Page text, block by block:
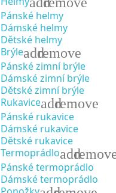
Pánské helmy
Dámské helmy
Dětské helmy
Brýleaddremove
Pánské zimní brýle
Dámské zimní brýle
Dětské zimní brýle
Rukaviceaddremove
Pánské rukavice
Dámské rukavice
Dětské rukavice
Termoprádloadd
Pánské termoprádlo
Dámské termoprádlo